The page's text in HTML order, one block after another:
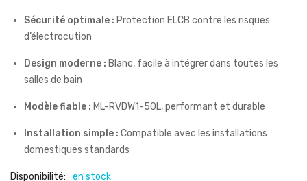
Sécurité optimale : Protection ELCB contre les risques
d’électrocution
Design moderne : Blanc, facile à intégrer dans toutes les
salles de bain
Modèle fiable : ML-RVDW1-50L, performant et durable
Installation simple : Compatible avec les installations
domestiques standards
Disponibilité: en stock